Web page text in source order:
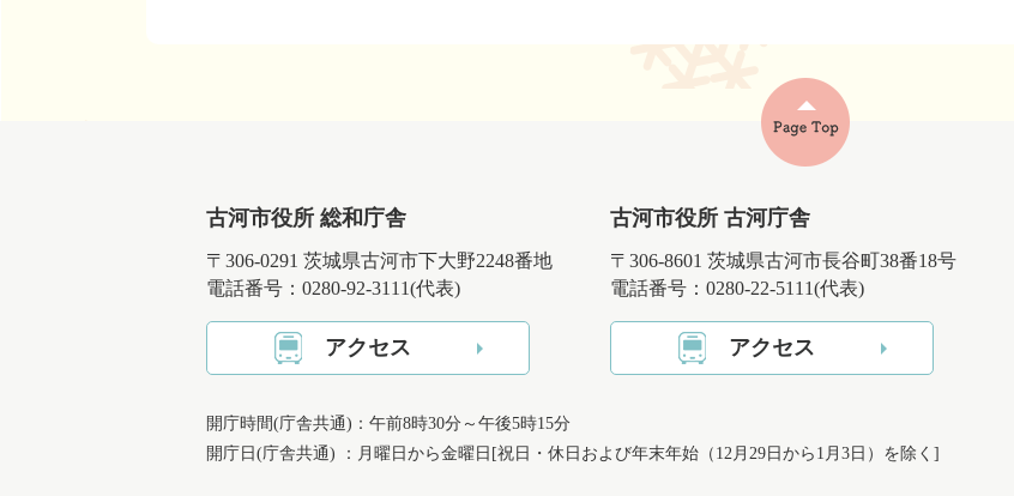
古河市役所 総和庁舎
〒306-0291 茨城県古河市下大野2248番地
電話番号：0280-92-3111(代表)
アクセス
古河市役所 古河庁舎
〒306-8601 茨城県古河市長谷町38番18号
電話番号：0280-22-5111(代表)
アクセス
開庁時間(庁舎共通)：午前8時30分～午後5時15分
開庁日(庁舎共通) ：月曜日から金曜日[祝日・休日および年末年始（12月29日から1月3日）を除く]